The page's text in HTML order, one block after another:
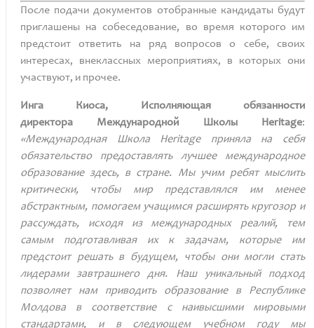
После подачи документов отобранные кандидаты будут
приглашены на собеседование, во время которого им
предстоит ответить на ряд вопросов о себе, своих
интересах, внеклассных мероприятиях, в которых они
участвуют, и прочее.
Инга Киоса,
Исполняющая обязанности
директора Международной Школы Heritage:
«Международная Школа Heritageприняла на себя
обязательство предоставлять лучшее международное
образование здесь, в стране. Мы учим ребят мыслить
критически, чтобы мир представлялся им менее
абстрактным, помогаем учащимся расширять кругозор и
рассуждать, исходя из международных реалий, тем
самым подготавливая их к задачам, которые им
предстоит решать в будущем, чтобы они могли стать
лидерами завтрашнего дня. Наш уникальный подход
позволяет нам приводить образование в Республике
Молдова в соответствие с наивысшими мировыми
стандартами, и в следующем учебном году мы